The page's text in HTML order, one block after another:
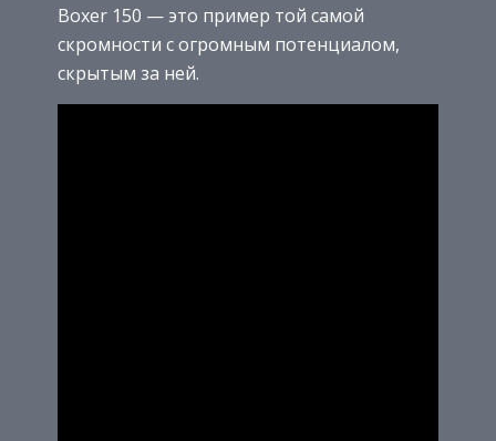
Boxer 150 — это пример той самой
скромности с огромным потенциалом,
скрытым за ней.